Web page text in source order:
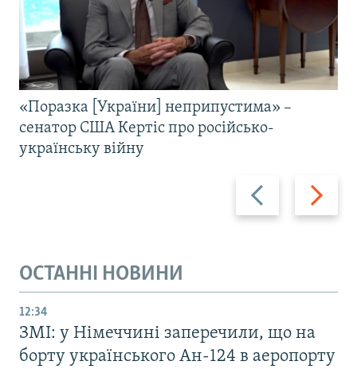
Назад Вперед
«Поразка [України] неприпустима» –
сенатор США Кертіс про російсько-
українську війну
ОСТАННІ НОВИНИ
12:34
ЗМІ: у Німеччині заперечили, що на
борту українського Ан-124 в аеропорту